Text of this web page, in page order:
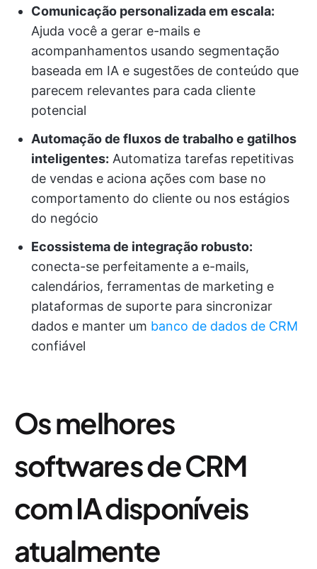
Comunicação personalizada em escala:
Ajuda você a gerar e-mails e
acompanhamentos usando segmentação
baseada em IA e sugestões de conteúdo que
parecem relevantes para cada cliente
potencial
Automação de fluxos de trabalho e gatilhos
inteligentes: Automatiza tarefas repetitivas
de vendas e aciona ações com base no
comportamento do cliente ou nos estágios
do negócio
Ecossistema de integração robusto:
conecta-se perfeitamente a e-mails,
calendários, ferramentas de marketing e
plataformas de suporte para sincronizar
dados e manter um banco de dados de CRM
confiável
Os melhores
softwares de CRM
com IA disponíveis
atualmente